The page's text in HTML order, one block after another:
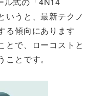
いうと、最新テクノ
る傾向にあります
とで、ローコストと
とです。